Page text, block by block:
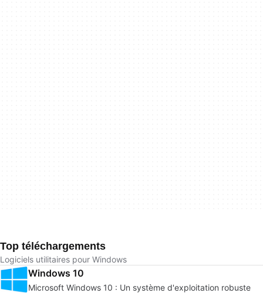
Top téléchargements
Logiciels utilitaires pour Windows
Windows 10
Microsoft Windows 10 : Un système d'exploitation robuste